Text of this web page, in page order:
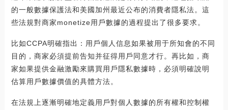
的一般數據保護法和美國加州最近公布的消費者隱私法。這
些法規對商家monetize用戶數據的過程提出了很多要求。
比如CCPA明確指出：用戶個人信息如果被用于所知會的不同
目的，商家必須提前告知并征得用戶同意才行。再比如，商
家如果提供金融激勵來購買用戶隱私數據時，必須明確說明
估算用戶數據價值的具體方法。
在法規上逐漸明確地定義用戶對個人數據的所有權和控制權